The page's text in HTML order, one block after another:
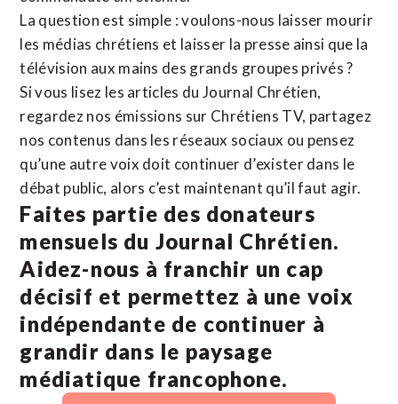
La question est simple : voulons-nous laisser mourir
les médias chrétiens et laisser la presse ainsi que la
télévision aux mains des grands groupes privés ?
Si vous lisez les articles du Journal Chrétien,
regardez nos émissions sur Chrétiens TV, partagez
nos contenus dans les réseaux sociaux ou pensez
qu’une autre voix doit continuer d’exister dans le
débat public, alors c’est maintenant qu’il faut agir.
Faites partie des donateurs
mensuels du Journal Chrétien.
Aidez-nous à franchir un cap
décisif et permettez à une voix
indépendante de continuer à
grandir dans le paysage
médiatique francophone.